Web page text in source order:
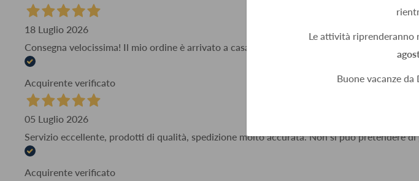
Le attività riprenderanno
Buone vacanze
18 Luglio 2026
Consegna velocissima! Il mio ordine è arrivato a casa mia in un giorno, ben imballato.
Acquirente verificato
05 Luglio 2026
Servizio eccellente, prodotti di qualità, spedizione molto accurata. Non si può pretendere di
Acquirente verificato